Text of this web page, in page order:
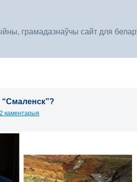
грамадазнаўчы сайт для
2 каментарыя